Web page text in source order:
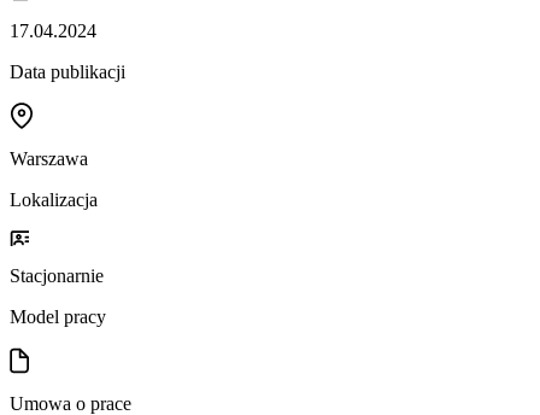
17.04.2024
Data publikacji
Warszawa
Lokalizacja
Stacjonarnie
Model pracy
Umowa o prace